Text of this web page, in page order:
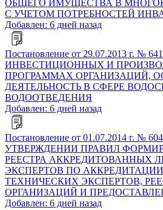
ОБЩЕГО ИМУЩЕСТВА В
С УЧЕТОМ ПОТРЕБНОСТЕЙ
Добавлен: 6 дней назад
Постановление от 29.07.2013 г. №
ИНВЕСТИЦИОННЫХ И
ПРОГРАММАХ ОРГАНИЗАЦИЙ,
ДЕЯТЕЛЬНОСТЬ В СФЕРЕ
ВОДООТВЕДЕНИЯ
Добавлен: 6 дней назад
Постановление от 01.07.2014 г. №
УТВЕРЖДЕНИИ ПРАВИЛ
РЕЕСТРА АККРЕДИТОВАННЫХ
ЭКСПЕРТОВ ПО
ТЕХНИЧЕСКИХ ЭКСПЕРТОВ,
ОРГАНИЗАЦИЙ И
Добавлен: 6 дней назад